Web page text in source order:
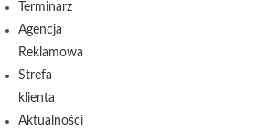
Terminarz
Agencja
Reklamowa
Strefa
klienta
Aktualności